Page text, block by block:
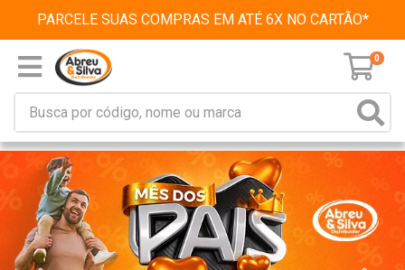
PARCELE SUAS COMPRAS EM ATÉ 6X NO CARTÃO*
0